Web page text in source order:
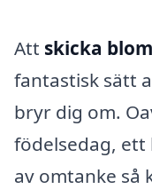
Att skicka
fantastisk sätt
bryr dig om.
födelsedag, ett
av omtanke så